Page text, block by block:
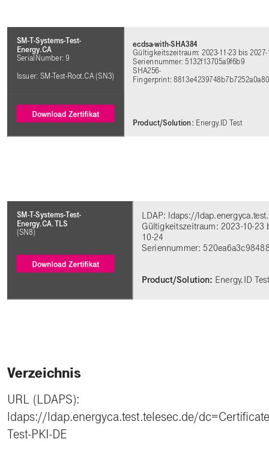
SM-T-Systems-Test-
Energy.CA
SerialNumber: 9
Issuer: SM-Test-Root.CA (SN3)
ecdsa-with-SHA384
Gültigkeitszeitraum: 2023-11-23 bis 2027-
Seriennummer: 5132f13705a9f6b9
SHA256-
Fingerprint:
Product/Solution: Energy.ID Test
SM-T-Systems-Test-
Energy.CA.TLS
(SN8)
LDAP: ldaps://
Gültigkeitszeitraum: 2023-10-23
10-24
‎Seriennummer:
Product/Solution: Energy.ID Test
Verzeichnis
URL (LDAPS):
ldaps://ldap.energyca.test.telesec.de/
Test-PKI-DE